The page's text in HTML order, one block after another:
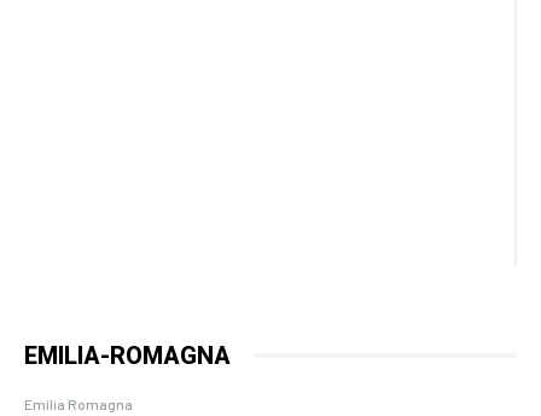
EMILIA-ROMAGNA
Emilia Romagna